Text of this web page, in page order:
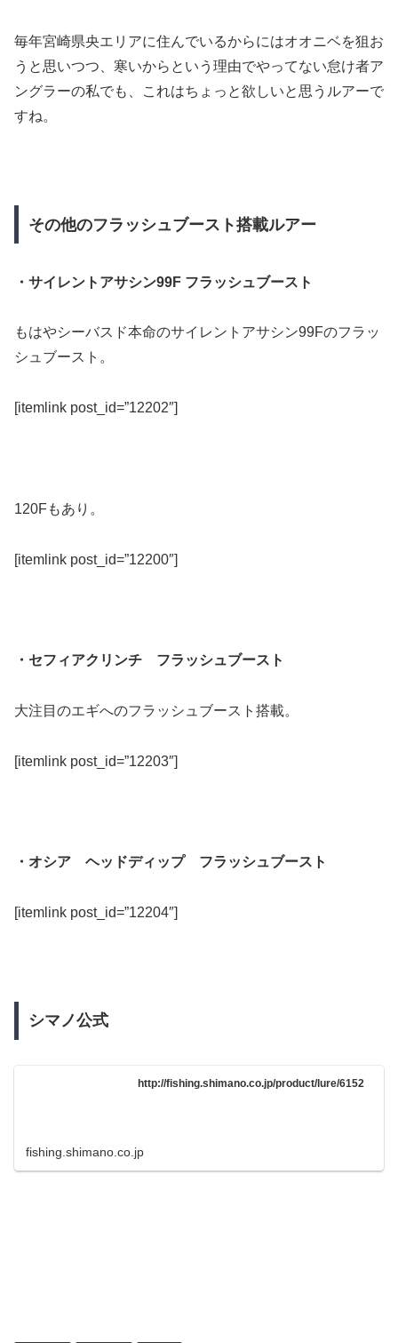
毎年宮崎県央エリアに住んでいるからにはオオニベを狙お
うと思いつつ、寒いからという理由でやってない怠け者ア
ングラーの私でも、これはちょっと欲しいと思うルアーで
すね。
その他のフラッシュブースト搭載ルアー
・サイレントアサシン99F フラッシュブースト
もはやシーバスド本命のサイレントアサシン99Fのフラッ
シュブースト。
[itemlink post_id=”12202″]
120Fもあり。
[itemlink post_id=”12200″]
・セフィアクリンチ フラッシュブースト
大注目のエギへのフラッシュブースト搭載。
[itemlink post_id=”12203″]
・オシア ヘッドディップ フラッシュブースト
[itemlink post_id=”12204″]
シマノ公式
http://fishing.shimano.co.jp/product/lure/6152
fishing.shimano.co.jp